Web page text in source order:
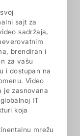
sajt za
sadržaja,
brendiran i
za vašu
i dostupan na
Video
je zasnovana
IT
koja
mrežu